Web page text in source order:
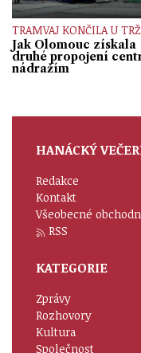
TRAMVAJ KONČILA U
Jak Olomouc získala
druhé propojení
nádražím
HANÁCKÝ
Redakce
Kontakt
Všeobecné
RSS
KATEGORIE
Zprávy
Rozhovory
Kultura
Společnost